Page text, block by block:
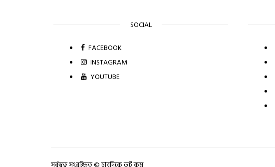
SOCIAL
FACEBOOK
INSTAGRAM
YOUTUBE
সর্বস্বত্ব সংরক্ষিত © চারদিকে ডট কম